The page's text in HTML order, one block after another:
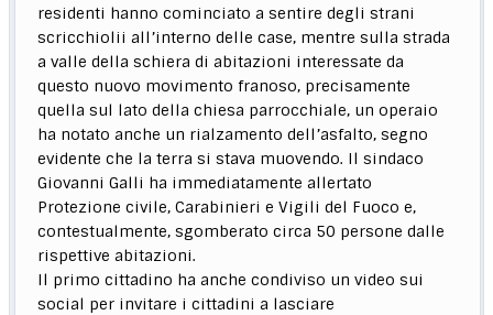
residenti hanno cominciato a sentire degli strani
scricchiolii all’interno delle case, mentre sulla strada
a valle della schiera di abitazioni interessate da
questo nuovo movimento franoso, precisamente
quella sul lato della chiesa parrocchiale, un operaio
ha notato anche un rialzamento dell’asfalto, segno
evidente che la terra si stava muovendo. Il sindaco
Giovanni Galli ha immediatamente allertato
Protezione civile, Carabinieri e Vigili del Fuoco e,
contestualmente, sgomberato circa 50 persone dalle
rispettive abitazioni.
Il primo cittadino ha anche condiviso un video sui
social per invitare i cittadini a lasciare